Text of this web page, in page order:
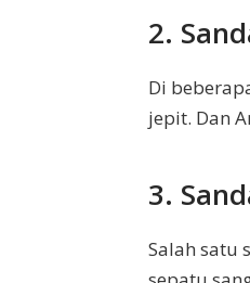
2.
Di
jepit. Dan
3.
Salah satu